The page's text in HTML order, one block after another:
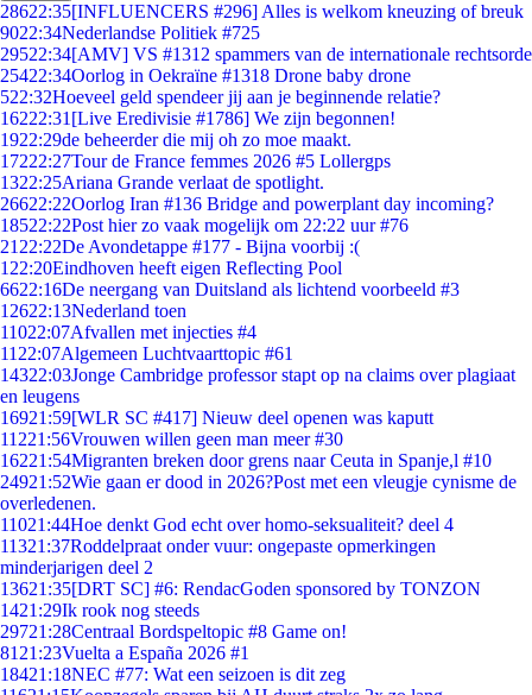
28622:35[INFLUENCERS #296] Alles is welkom kneuzing of breuk
9022:34Nederlandse Politiek #725
29522:34[AMV] VS #1312 spammers van de internationale rechtsorde
25422:34Oorlog in Oekraïne #1318 Drone baby drone
522:32Hoeveel geld spendeer jij aan je beginnende relatie?
16222:31 [Live Eredivisie #1786] We zijn begonnen!
1922:29de beheerder die mij oh zo moe maakt.
17222:27Tour de France femmes 2026 #5 Lollergps
1322:25Ariana Grande verlaat de spotlight.
26622:22Oorlog Iran #136 Bridge and powerplant day incoming?
18522:22Post hier zo vaak mogelijk om 22:22 uur #76
21 22:22De Avondetappe #177 - Bijna voorbij :(
1 22:20Eindhoven heeft eigen Reflecting Pool
6622:16De neergang van Duitsland als lichtend voorbeeld #3
12622:13Nederland toen
11022:07Afvallen met injecties #4
11 22:07Algemeen Luchtvaarttopic #61
14322:03Jonge Cambridge professor stapt op na claims over plagiaat
en leugens
16921:59[WLR SC #417] Nieuw deel openen was kaputt
11221:56Vrouwen willen geen man meer #30
16221:54Migranten breken door grens naar Ceuta in Spanje,l #10
24921:52Wie gaan er dood in 2026?Post met een vleugje cynisme de
overledenen.
11021:44Hoe denkt God echt over homo-seksualiteit? deel 4
11321:37Roddelpraat onder vuur: ongepaste opmerkingen
minderjarigen deel 2
13621:35[DRT SC] #6: RendacGoden sponsored by TONZON
1421:29Ik rook nog steeds
29721:28Centraal Bordspeltopic #8 Game on!
81 21:23Vuelta a España 2026 #1
18421:18NEC #77: Wat een seizoen is dit zeg